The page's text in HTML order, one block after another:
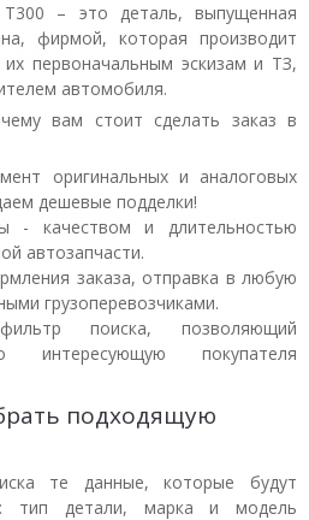
– это деталь, выпущенная
фирмой, которая производит
первоначальным эскизам и ТЗ,
автомобиля.
вам стоит сделать заказ в
оригинальных и аналоговых
дешевые подделки!
- качеством и длительностью
автозапчасти.
заказа, отправка в любую
грузоперевозчиками.
поиска, позволяющий
интересующую покупателя
подходящую
те данные, которые будут
тип детали, марка и модель